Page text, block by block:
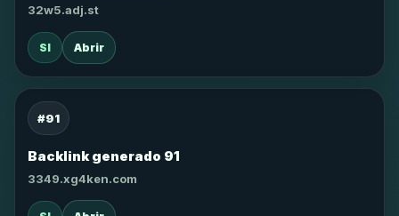
32w5.adj.st
SI Abrir
#91
Backlink generado 91
3349.xg4ken.com